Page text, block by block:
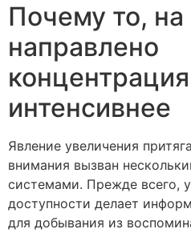
Почему то, на
направлено
интенсивнее
Явление увеличения
внимания вызван
системами. Прежде всего,
доступности делает
для добывания из